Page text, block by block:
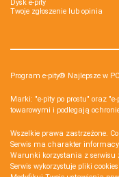
Dysk e-pity
Twoje zgłoszenie lub opinia
Program e-pity® Najlepsze w
Marki: "e-pity po prostu" oraz
towarowymi i podlegają
Wszelkie prawa zastrzeżone.
Serwis ma charakter
Warunki korzystania z serwisu
Serwis wykorzystuje pliki